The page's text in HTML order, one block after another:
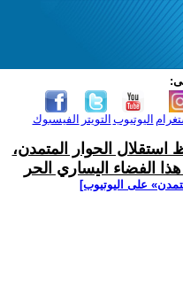
الفيسبوك التويتر اليوتيوب
استقلال الحوار المتمدن،
الفضاء اليساري الحر
على اليوتيوب]